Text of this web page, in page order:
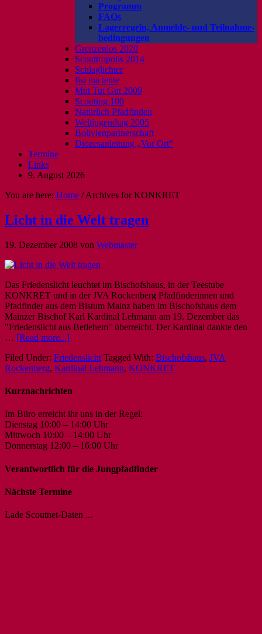
Programm
FAQs
Lagerregeln, Anmelde- und Teilnahme-
bedingungen
Grenzenlos 2020
Scouttropolis 2014
Schlaglichter
fisi ma tente
Mut Tut Gut 2009
Scouting 100
Natürlich Pfadfinden
Weltjugendtag 2005
Bolivienpartnerschaft
Diözesanleitung „Vor Ort“
Termine
Links
9. August 2026
You are here: Home /Archives for KONKRET
Licht in die Welt tragen
19. Dezember 2008 von Webmaster
Das Friedenslicht leuchtet im Bischofshaus, in der Teestube
KONKRET und in der JVA Rockenberg Pfadfinderinnen und
Pfadfinder aus dem Bistum Mainz haben im Bischofshaus dem
Mainzer Bischof Karl Kardinal Lehmann am 19. Dezember das
"Friedenslicht aus Betlehem" überreicht. Der Kardinal dankte den
… [Read more...]
Filed Under: Friedenslicht Tagged With: Bischofshaus, JVA
Rockenberg, Kardinal Lehmann, KONKRET
Kurznachrichten
Im Büro erreicht ihr uns in der Regel:
Dienstag 10:00 – 14:00 Uhr
Mittwoch 10:00 – 14:00 Uhr
Donnerstag 12:00 – 16:00 Uhr
Verantwortlich für die Jungpfadfinder
Nächste Termine
Lade Scoutnet-Daten ...